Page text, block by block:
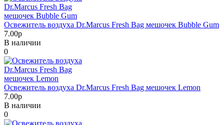
Освежитель воздуха Dr.Marcus Fresh Bag мешочек Bubble Gum
7.00р
В наличии
0
Освежитель воздуха Dr.Marcus Fresh Bag мешочек Lemon
7.00р
В наличии
0